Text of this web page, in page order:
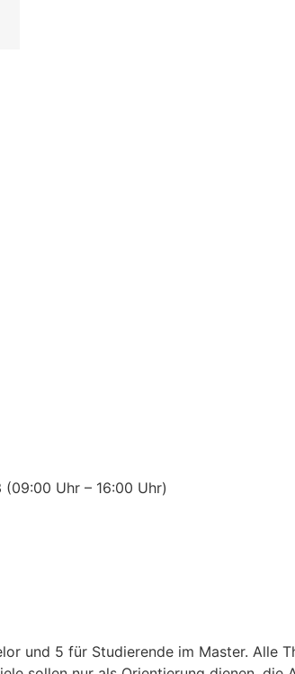
Uhr – 16:00 Uhr)
und 5 für Studierende im Master. Alle